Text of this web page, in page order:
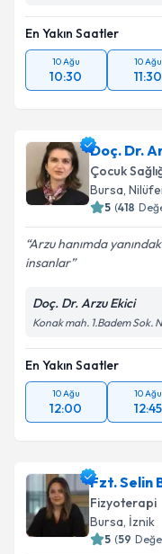
En Yakın Saatler
10 Ağu
10:30
10 Ağu
11:30
Doç. Dr.
Çocuk
Bursa,
5 (418
Arzu hanımda
insanlar
Doç. Dr. Arzu Ekici
Konak mah. 1.Badem Sok.
En Yakın Saatler
10 Ağu
12:00
10 Ağu
12:45
Fzt. Selin
Fizyoterapi
Bursa, İznik
5 (59